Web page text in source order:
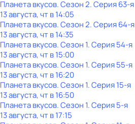
Планета вкусов. Сезон 2. Серия 63-я
13 августа, чт в 14:05
Планета вкусов. Сезон 2. Серия 64-я
13 августа, чт в 14:35
Планета вкусов. Сезон 1. Серия 54-я
13 августа, чт в 15:00
Планета вкусов. Сезон 1. Серия 55-я
13 августа, чт в 16:20
Планета вкусов. Сезон 1. Серия 15-я
13 августа, чт в 16:50
Планета вкусов. Сезон 1. Серия 5-я
13 августа, чт в 17:15